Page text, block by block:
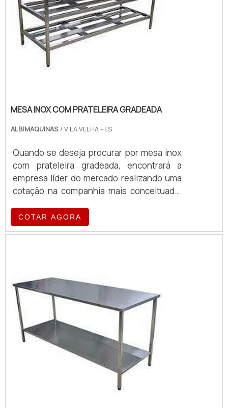
MESA INOX COM PRATELEIRA GRADEADA
ALBIMAQUINAS / VILA VELHA - ES
Quando se deseja procurar por mesa inox
com prateleira gradeada, encontrará a
empresa líder do mercado realizando uma
cotação na companhia mais conceituada.
prateleira gradeada, com a equipe da
Albimáquinas o cliente obterá proteção
estratégia em produzir uma estrutura aos
clientes com escritório de alt...
COTAR AGORA